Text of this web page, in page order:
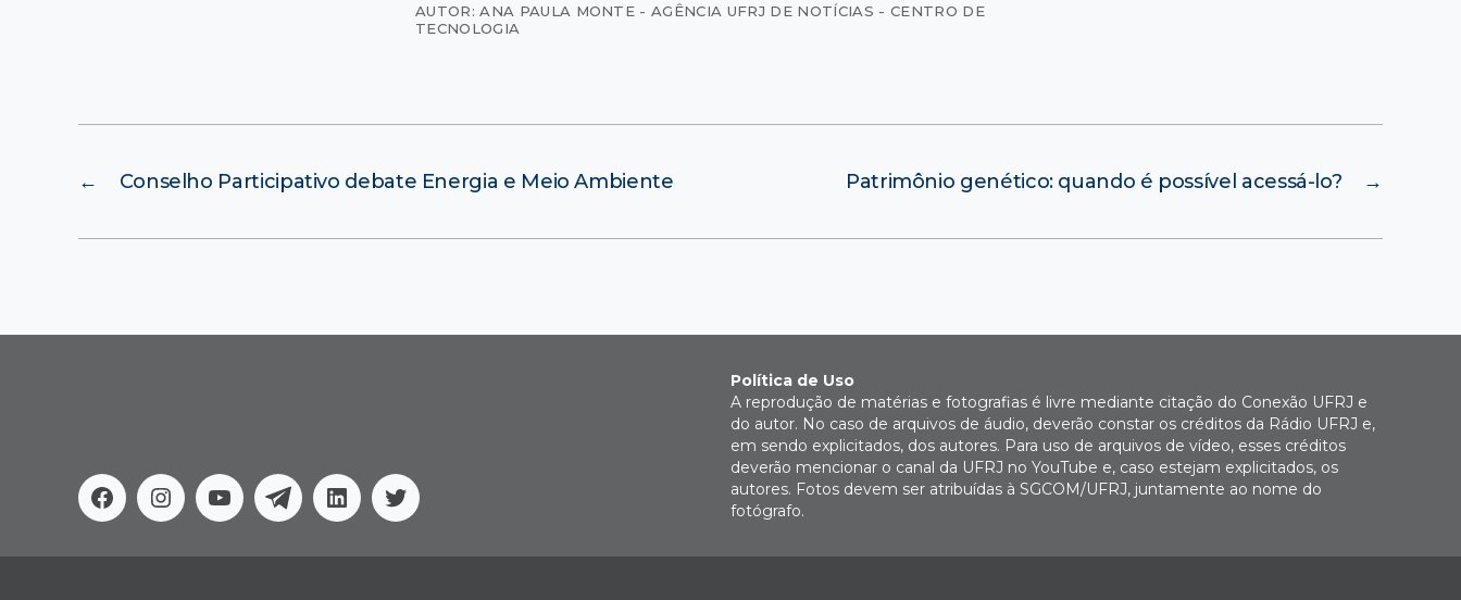
AUTOR: ANA PAULA MONTE - AGÊNCIA UFRJ DE NOTÍCIAS - CENTRO DE
TECNOLOGIA
← Conselho Participativo debate Energia e Meio Ambiente →
Patrimônio genético: quando é possível acessá-lo?
FacebookInstagram
YoutubeTelegramLinkedinTwitter
Política de Uso
A reprodução de matérias e fotografias é livre mediante citação do Conexão UFRJ e
do autor. No caso de arquivos de áudio, deverão constar os créditos da Rádio UFRJ e,
em sendo explicitados, dos autores. Para uso de arquivos de vídeo, esses créditos
deverão mencionar o canal da UFRJ no YouTube e, caso estejam explicitados, os
autores. Fotos devem ser atribuídas à SGCOM/UFRJ, juntamente ao nome do
fotógrafo.